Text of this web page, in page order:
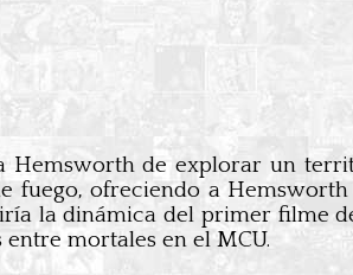
de explorar un
fuego, ofreciendo a
la dinámica del primer filme
mortales en el MCU.